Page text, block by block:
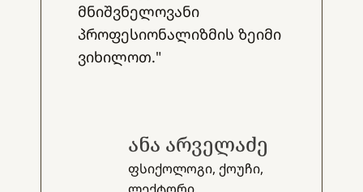
მნიშვნელოვანი
პროფესიონალიზმის ზეიმი
ვიხილოთ."
ანა არველაძე
ფსიქოლოგი, ქოუჩი,